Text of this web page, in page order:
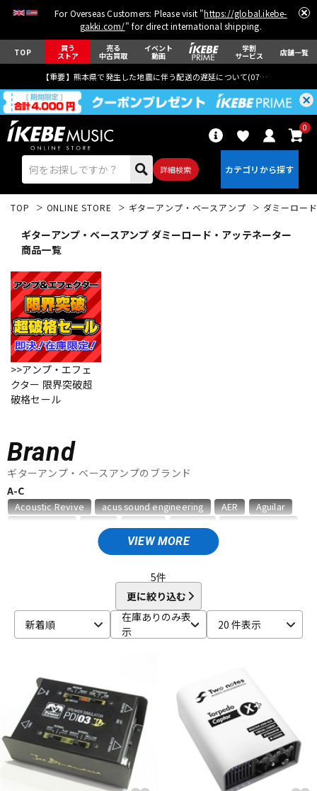
For Overseas Customers: Please visit "https://global.ikebe-
gakki.com/" for direct international shipping.
TOP 買う
ストア
売る
中古買取
イベント
動画
学割
サービス 店舗一覧
【重要】熊本県で発生した地震に伴う配送の遅延について(07月29日
詳細検索
0
エレキギター
ベース
ドラム
キーボード
エフェクター
配信/ライブ機器 楽器アクセサリ
中古 ヴィンテージ
TOP ONLINE STORE ギターアンプ・ベースアンプ ダミーロー
ギターアンプ・ベースアンプ ダミーロード・アッテネーター
商品一覧
>>アンプ・エフェ
クター 限界突破超
破格セール
Brand
ギターアンプ・ベースアンプのブランド
VIEW MORE
A-C
Acoustic Revive acus sound engineering AER
Aguilar
BAGEND BELDEN Benson Amps
BOSS CAJ Carr
Danelectro Darkglass Electronics Demeter
Diezel
Divided by 13
Dr.Z DV MARK EBS
Effects Bakery
Free The Tone
FunSounds Pro
FURMAN
G-M
GALLIEN-KRUEGER GATOR Gibson
GR Bass
Henriksen Amplifiers
HIWATT HOTONE
Hughes&Kettner
Ibanez
IK Multimedia J-Sound Garage
KEMPER
Khan Audio
Line6 Little Walter Magnatone
Mark Bass
5件
更に絞り込む
新着順
在庫ありのみ表
示
20 件表示